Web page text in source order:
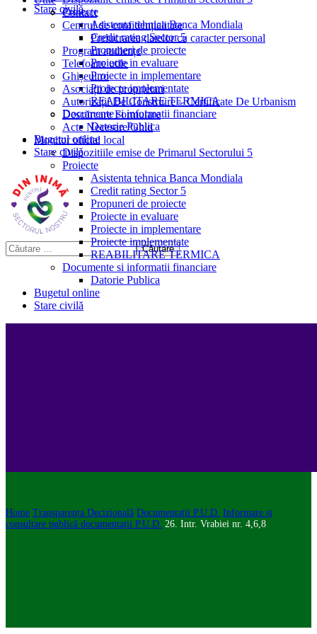
Stare civilă
Proiecte
Asistenta tehnica Banca Mondiala
Credit rating Sector 5
Propuneri de proiecte
Proiecte in evaluare
Proiecte in implementare
Proiecte implementate
REABILITARE TERMICA
Documente si informatii financiare
Datorie Publica
Bugetul online
Stare civilă
Contact
Centrul de confidențialitate
Prelucrarea datelor cu caracter personal
Program audiențe
Telefoane utile
Ghișeul.ro
Asociații de proprietari
Autorizații De Construire – Certificate De Urbanism
Descărcare Formulare
Acte Necesare/Ghid
Monitor oficial local
Dispozitiile emise de Primarul Sectorului 5
Proiecte
Asistenta tehnica Banca Mondiala
Credit rating Sector 5
Propuneri de proiecte
Proiecte in evaluare
Proiecte in implementare
Proiecte implementate
REABILITARE TERMICA
Documente si informatii financiare
Datorie Publica
Bugetul online
Stare civilă
Home Transparența Decizională Documentații P.U.D. Informare și
consultare publică documentații P.U.D. 26. Intr. Vrabiei nr. 4,6,8